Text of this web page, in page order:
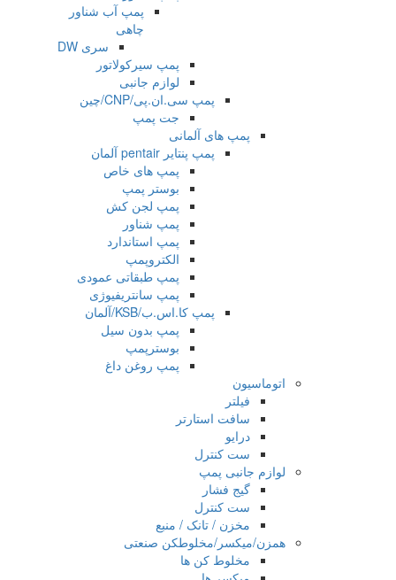
پمپ آب شناور
چاهی
سری DW
پمپ سیرکولاتور
لوازم جانبی
پمپ سی.ان.پی/CNP/چین
جت پمپ
پمپ های آلمانی
پمپ پنتایر pentair آلمان
پمپ های خاص
بوستر پمپ
پمپ لجن کش
پمپ شناور
پمپ استاندارد
الکتروپمپ
پمپ طبقاتی عمودی
پمپ سانتریفیوژی
پمپ کا.اس.ب/KSB/آلمان
پمپ بدون سیل
بوسترپمپ
پمپ روغن داغ
اتوماسیون
فیلتر
سافت استارتر
درایو
ست کنترل
لوازم جانبی پمپ
گیج فشار
ست کنترل
مخزن / تانک / منبع
همزن/میکسر/مخلوطکن صنعتی
مخلوط کن ها